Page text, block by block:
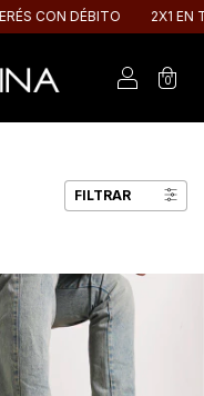
DÉBITO 2X1 EN TODA
0
FILTRAR